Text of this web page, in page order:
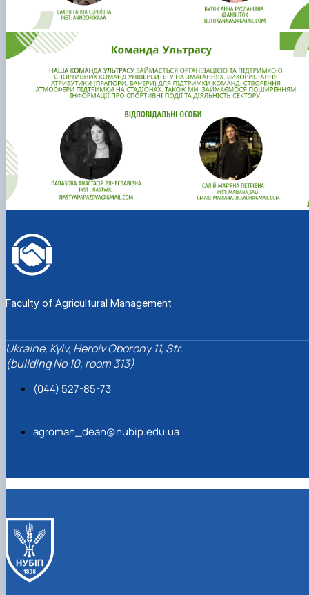
Faculty of Agricultural Management
Ukraine, Kyiv, Heroiv Oborony 11, Str.
(building No 10, room 313)
(044) 527-85-73
agroman_dean@nubip.edu.ua